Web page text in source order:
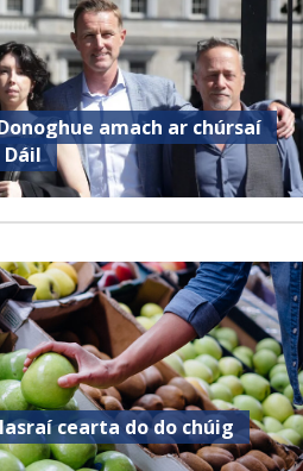
amach ar chúrsaí
Dáil
cearta do do chúig